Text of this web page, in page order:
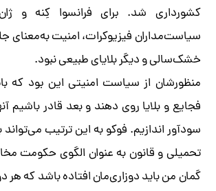
کشورداری شد. برای فرانسوا کِنه و
سیاست‌مداران فیزیوکرات، امنیت به‌معنای
خشک‌سالی و دیگر بلایای طبیعی نبود.
منظورشان از سیاست امنیتی این بود که
فجایع و بلایا روی دهند و بعد قادر باشیم
سودآور اندازیم. فوکو به این ترتیب می‌تواند
تحمیلی و قانون به عنوان الگوی حکومت
گمان من باید دوزاری‌مان افتاده باشد که هر